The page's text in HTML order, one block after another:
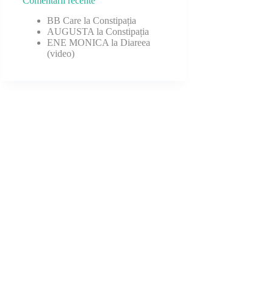
BB Care laConstipația
AUGUSTA laConstipația
ENE MONICA laDiareea
(video)